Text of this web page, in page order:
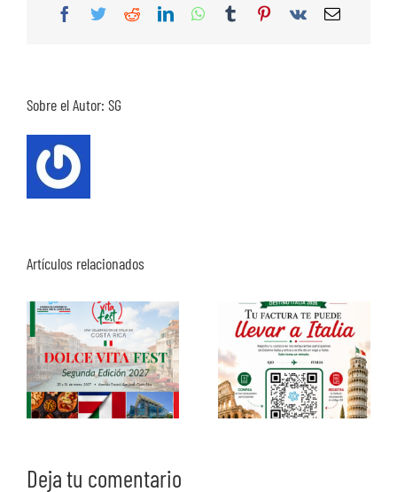
Facebook
TwitterRedditLinkedInWhatsApp
TumblrPinterest
Vk
Correo
Sobre el Autor: SG
Artículos relacionados
Deja tu comentario